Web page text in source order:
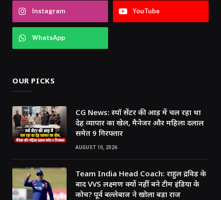
Instagram YouTube
WhatsApp
OUR PICKS
CG News: स्पॉ सेंटर की आड़ में चल रहा था
देह व्यापार का खेल, मैनेजर और महिला दलाल
समेत 9 गिरफ्तार
AUGUST 10, 2026
Team India Head Coach: राहुल द्रविड़ के
बाद VVS लक्ष्मण क्यों नहीं बने टीम इंडिया के
कोच? पूर्व बल्लेबाज ने खोला बड़ा राज